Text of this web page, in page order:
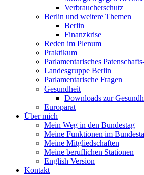
Verbraucherschutz
Berlin und weitere Themen
Berlin
Finanzkrise
Reden im Plenum
Praktikum
Parlamentarisches
Landesgruppe Berlin
Parlamentarische Fragen
Gesundheit
Downloads zur
Europarat
Über mich
Mein Weg in den Bundestag
Meine Funktionen im
Meine Mitgliedschaften
Meine beruflichen Stationen
English Version
Kontakt